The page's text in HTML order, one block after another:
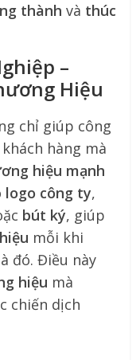
thành và thúc
–
Hiệu
chỉ giúp công
hàng mà
hiệu mạnh
logo công ty,
bút ký, giúp
mỗi khi
đó. Điều này
hiệu mà
chiến dịch